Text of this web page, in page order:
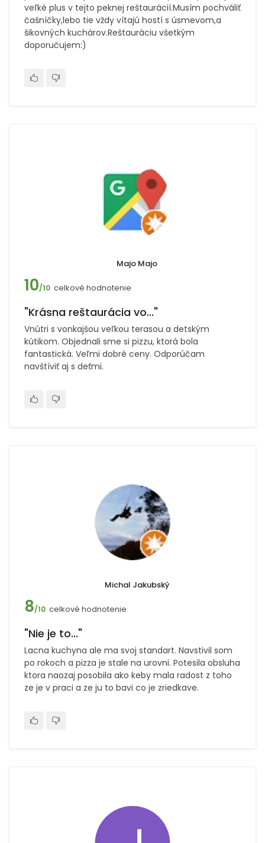
veľké plus v tejto peknej reštaurácií.Musím pochváliť
čašníčky,lebo tie vždy vítajú hostí s úsmevom,a
šikovných kuchárov.Reštauráciu všetkým
doporučujem:)
Majo Majo
10/10 celkové hodnotenie
"Krásna reštaurácia vo..."
Vnútri s vonkajšou veľkou terasou a detským
kútikom. Objednali sme si pizzu, ktorá bola
fantastická. Veľmi dobré ceny. Odporúčam
navštíviť aj s deťmi.
Michal Jakubský
8/10 celkové hodnotenie
"Nie je to..."
Lacna kuchyna ale ma svoj standart. Navstivil som
po rokoch a pizza je stale na urovni. Potesila obsluha
ktora naozaj posobila ako keby mala radost z toho
ze je v praci a ze ju to bavi co je zriedkave.